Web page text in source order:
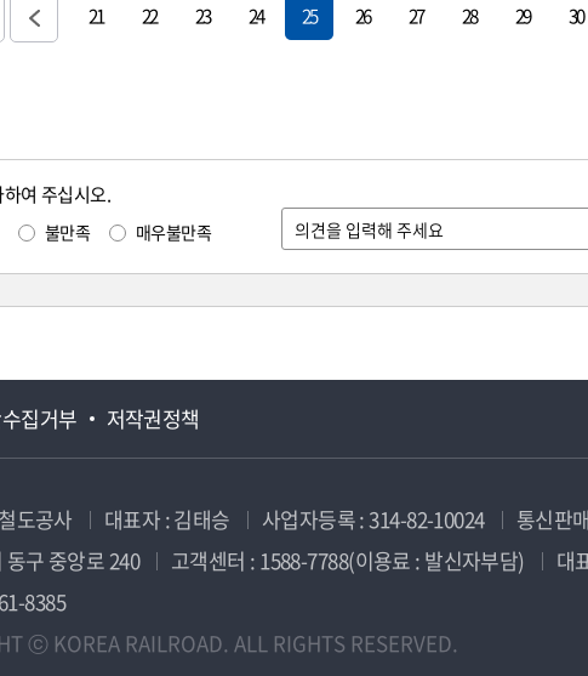
21 22 23 24 25 26 27 28 29 30
여 주십시오.
불만족 매우불만족
집거부 저작권정책
도공사 대표자 : 김태승 사업자등록 : 314-82-10024
통신판
구 중앙로 240
고객센터 : 1588-7788(이용료 : 발신자부담)
대
8385
ⓒ KOREA RAILROAD. ALL RIGHTS RESERVED.